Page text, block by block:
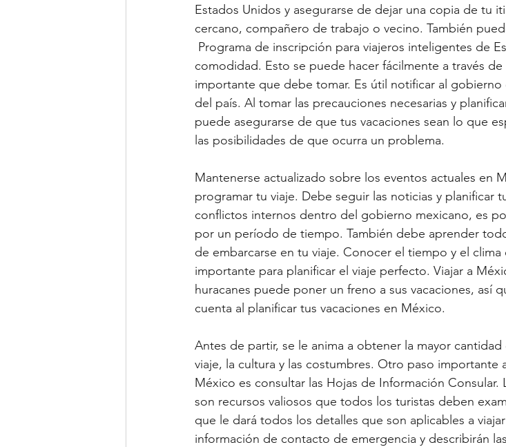
Estados Unidos y asegurarse de dejar una copia de tu
cercano, compañero de trabajo o vecino. También
comodidad. Esto se puede hacer fácilmente a través
importante que debe tomar. Es útil notificar al gobierno
del país. Al tomar las precauciones necesarias y
puede asegurarse de que tus vacaciones sean lo que
las posibilidades de que ocurra un problema.
Mantenerse actualizado sobre los eventos actuales en
programar tu viaje. Debe seguir las noticias y planificar
conflictos internos dentro del gobierno mexicano, es
por un período de tiempo. También debe aprender
de embarcarse en tu viaje. Conocer el tiempo y el
importante para planificar el viaje perfecto. Viajar a
huracanes puede poner un freno a sus vacaciones, así
cuenta al planificar tus vacaciones en México.
Antes de partir, se le anima a obtener la mayor
viaje, la cultura y las costumbres. Otro paso importante
México es consultar las Hojas de Información
son recursos valiosos que todos los turistas deben
que le dará todos los detalles que son aplicables a
información de contacto de emergencia y describirán